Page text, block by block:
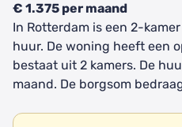
€ 1.375 per maand
In Rotterdam is een 2-
huur. De woning heeft een
bestaat uit 2 kamers. De
maand. De borgsom